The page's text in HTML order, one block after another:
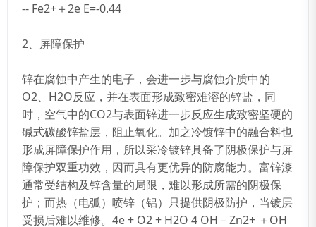
-- Fe2+＋2e E=-0.44
2、屏障保护
锌在腐蚀中产生的电子，会进一步与腐蚀介质中的
O2、H2O反应，并在表面形成致密难溶的锌盐，同
时，空气中的CO2与表面锌进一步反应生成致密坚硬的
碱式碳酸锌盐层，阻止氧化。加之冷镀锌中的融合料也
形成屏障保护作用，所以采冷镀锌具备了阴极保护与屏
障保护双重功效，因而具有更优异的防腐能力。富锌漆
通常受结构及锌含量的局限，难以形成所需的阴极保
护；而热（电弧）喷锌（铝）只提供阴极防护，当镀层
受损后难以维修。4e + O2 + H2O 4 OH－Zn2+ ＋OH